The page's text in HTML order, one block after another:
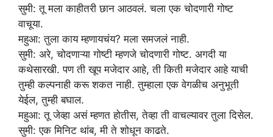
सुमी: तू मला काहीतरी छान आठवलं. चला एक चोदणारी गोष्ट
वाचूया.
महुआ: तुला काय म्हणायचंय? मला समजलं नाही.
सुमी: अरे, चोदणाऱ्या गोष्टी म्हणजे चोदणारी गोष्ट. अगदी या
कथेसारखी. पण ती खूप मजेदार आहे, ती किती मजेदार आहे याची
तुम्ही कल्पनाही करू शकत नाही. तुम्हाला एक वेगळीच अनुभूती
येईल, तुम्ही बघाल.
महुआ: तू जेव्हा असं म्हणत होतीस, तेव्हा ती वाचल्यावर तुला दिसेल.
सुमी: एक मिनिट थांब, मी ते शोधून काढते.